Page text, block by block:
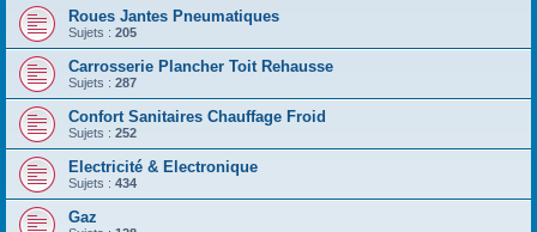
Roues Jantes Pneumatiques
Sujets : 205
Carrosserie Plancher Toit Rehausse
Sujets : 287
Confort Sanitaires Chauffage Froid
Sujets : 252
Electricité & Electronique
Sujets : 434
Gaz